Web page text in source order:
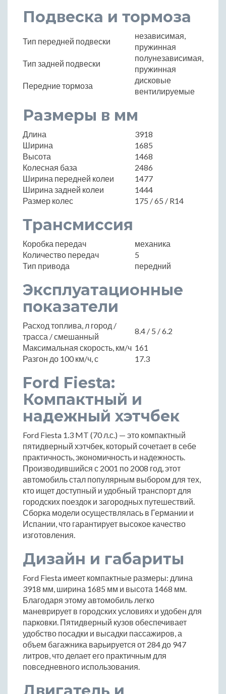
Подвеска и тормоза
Тип передней подвески
независимая,
пружинная
Тип задней подвески
полунезависимая,
пружинная
Передние тормоза
дисковые
вентилируемые
Размеры в мм
Длина
3918
Ширина
1685
Высота
1468
Колесная база
2486
Ширина передней колеи
1477
Ширина задней колеи
1444
Размер колес
175 / 65 / R14
Трансмиссия
Коробка передач
механика
Количество передач
5
Тип привода
передний
Эксплуатационные
показатели
Расход топлива, л город /
трасса / смешанный
8.4 / 5 / 6.2
Максимальная скорость, км/ч 161
Разгон до 100 км/ч, с
17.3
Ford Fiesta:
Компактный и
надежный хэтчбек
Ford Fiesta 1.3 MT (70 л.с.) — это компактный
пятидверный хэтчбек, который сочетает в себе
практичность, экономичность и надежность.
Производившийся с 2001 по 2008 год, этот
автомобиль стал популярным выбором для тех,
кто ищет доступный и удобный транспорт для
городских поездок и загородных путешествий.
Сборка модели осуществлялась в Германии и
Испании, что гарантирует высокое качество
изготовления.
Дизайн и габариты
Ford Fiesta имеет компактные размеры: длина
3918 мм, ширина 1685 мм и высота 1468 мм.
Благодаря этому автомобиль легко
маневрирует в городских условиях и удобен для
парковки. Пятидверный кузов обеспечивает
удобство посадки и высадки пассажиров, а
объем багажника варьируется от 284 до 947
литров, что делает его практичным для
повседневного использования.